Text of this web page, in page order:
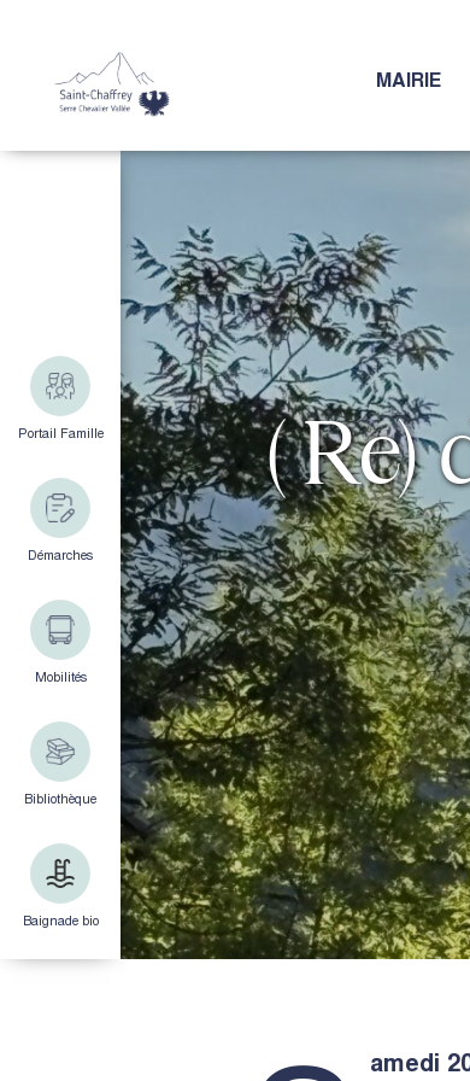
MAIRIE
( Re)
Portail Famille
Démarches
Mobilités
Bibliothèque
Baignade bio
amedi